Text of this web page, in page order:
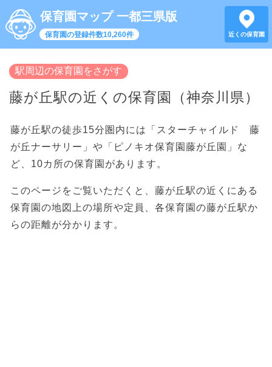
保育園マップ 一都三県版
保育園の登録件数10,260件 近くの保育園
駅周辺の保育園をさがす
藤が丘駅の近くの保育園（神奈川県）
藤が丘駅の徒歩15分圏内には「スターチャイルド 藤
が丘ナーサリー」や「ピノキオ保育園藤が丘園」な
ど、10カ所の保育園があります。
このページをご覧いただくと、藤が丘駅の近くにある
保育園の地図上の場所や定員、各保育園の藤が丘駅か
らの距離が分かります。